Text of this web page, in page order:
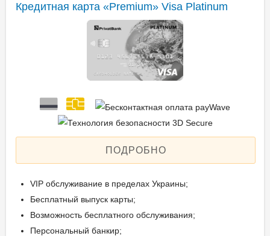
Кредитная карта «Premium» Visa Platinum
ПОДРОБНО
VIP обслуживание в пределах Украины;
Бесплатный выпуск карты;
Возможность бесплатного обслуживания;
Персональный банкир;